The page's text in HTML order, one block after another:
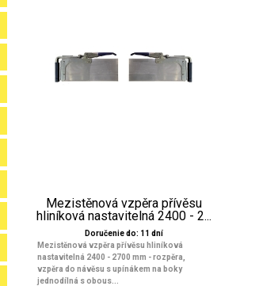
Mezistěnová vzpěra přívěsu
hliníková nastavitelná 2400 - 2...
Doručenie do: 11 dní
Mezistěnová vzpěra přívěsu hliníková
nastavitelná 2400 - 2700 mm - rozpěra,
vzpěra do návěsu s upínákem na boky
jednodílná s obous...